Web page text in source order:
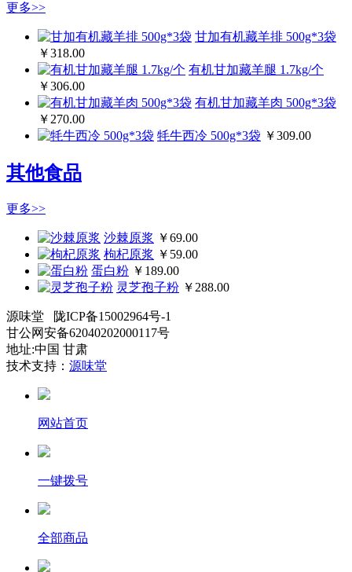
更多>>
甘加有机藏羊排 500g*3袋
￥318.00
有机甘加藏羊腿 1.7kg/个
￥306.00
有机甘加藏羊肉 500g*3袋
￥270.00
牦牛西冷 500g*3袋 ￥309.00
其他食品
更多>>
沙棘原浆 ￥69.00
枸杞原浆 ￥59.00
蛋白粉 ￥189.00
灵芝孢子粉 ￥288.00
源味堂 陇ICP备15002964号-1
甘公网安备62040202000117号
地址:中国 甘肃
技术支持： 源味堂
网站首页
一键拨号
全部商品